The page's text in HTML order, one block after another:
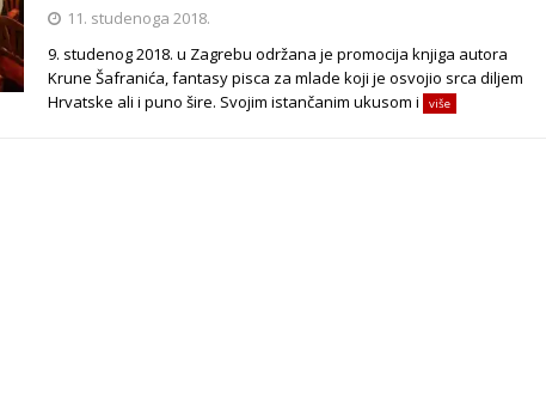
11. studenoga 2018.
9. studenog 2018. u Zagrebu održana je promocija knjiga autora
Krune Šafranića, fantasy pisca za mlade koji je osvojio srca diljem
Hrvatske ali i puno šire. Svojim istančanim ukusom i
više